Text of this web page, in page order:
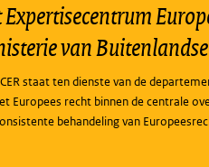
Expertisecentrum
van
staat ten dienste van de
Europees recht binnen de centrale
behandeling van